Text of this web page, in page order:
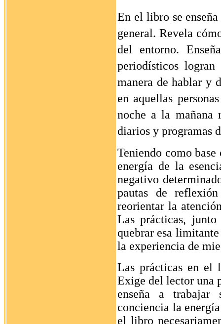
En el libro se
general. Revela
del entorno.
periodísticos
manera de hablar y
en aquellas
noche a la mañana
diarios y programas
Teniendo como
energía de la
negativo
pautas de
reorientar la
Las prácticas,
quebrar esa
la experiencia de
Las prácticas en el
Exige del lector una
enseña a
conciencia la
el libro